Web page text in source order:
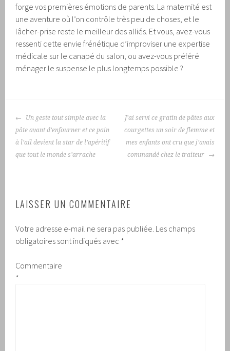
forge vos premières émotions de parents. La maternité est
une aventure où l’on contrôle très peu de choses, et le
lâcher-prise reste le meilleur des alliés. Et vous, avez-vous
ressenti cette envie frénétique d’improviser une expertise
médicale sur le canapé du salon, ou avez-vous préféré
ménager le suspense le plus longtemps possible ?
NAVIGATION
DES
ARTICLES
Un geste tout simple avec la
pâte avant d’enfourner et ce pain
à l’ail devient la star de l’apéritif
que tout le monde s’arrache
J’ai servi ce gratin de pâtes aux
courgettes un soir de flemme et
mes enfants ont cru que j’avais
commandé chez le traiteur
LAISSER UN COMMENTAIRE
Votre adresse e-mail ne sera pas publiée. Les champs
obligatoires sont indiqués avec *
Commentaire
*